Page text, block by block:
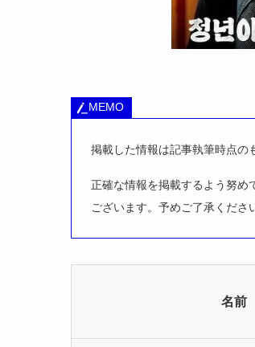
MEMO
掲載した情報は記事執筆時点の
正確な情報を掲載するよう努め
ございます。予めご了承くださ
名前